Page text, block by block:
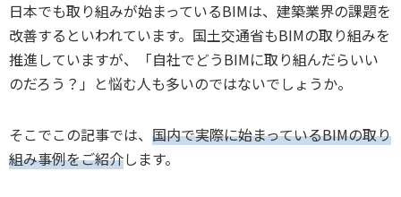
日本でも取り組みが始まっているBIMは、建築業界の課題を
改善するといわれています。国土交通省もBIMの取り組みを
推進していますが、「自社でどうBIMに取り組んだらいい
のだろう？」と悩む人も多いのではないでしょうか。
そこでこの記事では、 国内で実際に始まっているBIMの取り
組み事例をご紹介します。